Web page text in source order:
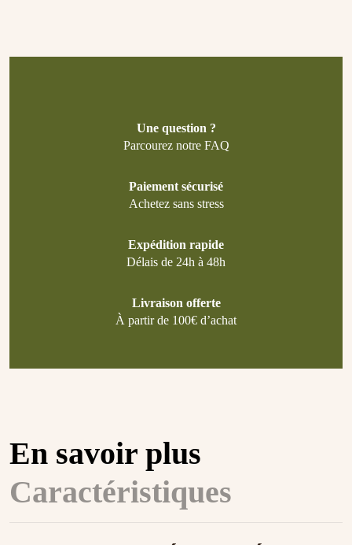
Une question ?
Parcourez notre FAQ
Paiement sécurisé
Achetez sans stress
Expédition rapide
Délais de 24h à 48h
Livraison offerte
À partir de 100€ d’achat
En savoir plus
Caractéristiques